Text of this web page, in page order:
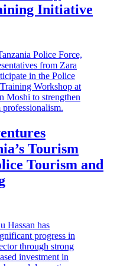
Initiative
Tourism
Tourism and